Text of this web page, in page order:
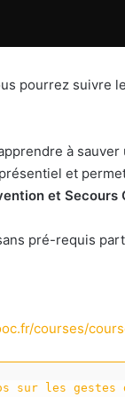
pourrez suivre
à
et
et Secours
pré-requis
courses/
sur les gestes